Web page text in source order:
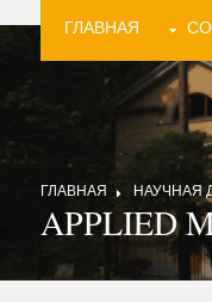
ГЛАВНАЯ
ГЛАВНАЯ НАУЧНАЯ
APPLIED